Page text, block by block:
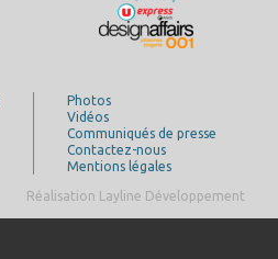
Photos
Vidéos
Communiqués de presse
Contactez-nous
Mentions légales
Réalisation Layline Développement